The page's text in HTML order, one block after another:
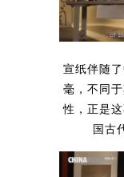
宣纸伴随
毫，不同
性，正是
国古